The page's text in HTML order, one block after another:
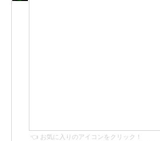
👈 お気に入りのアイコンをクリック！